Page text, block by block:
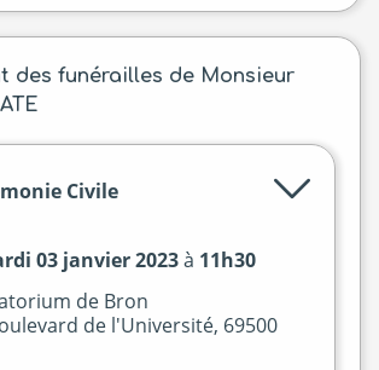
des funérailles de Monsieur
Civile
03 janvier 2023à 11h30
de Bron
de l'Université, 69500